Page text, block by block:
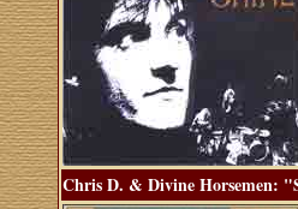
Chris D. & Divine Horsemen: